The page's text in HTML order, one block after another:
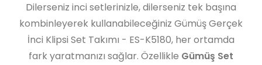
Dilerseniz inci setlerinizle, dilerseniz tek başına
kombinleyerek kullanabileceğiniz Gümüş Gerçek
İnci Klipsi Set Takımı - ES-K5180, her ortamda
fark yaratmanızı sağlar. Özellikle Gümüş Set